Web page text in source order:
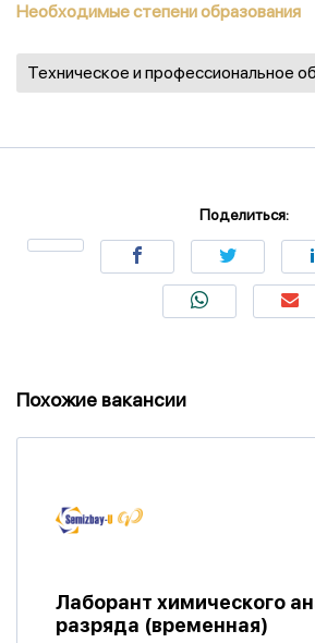
Необходимые степени образования
Техническое и профессиональное
Поделиться:
Похожие вакансии
Лаборант химического
разряда (временная)